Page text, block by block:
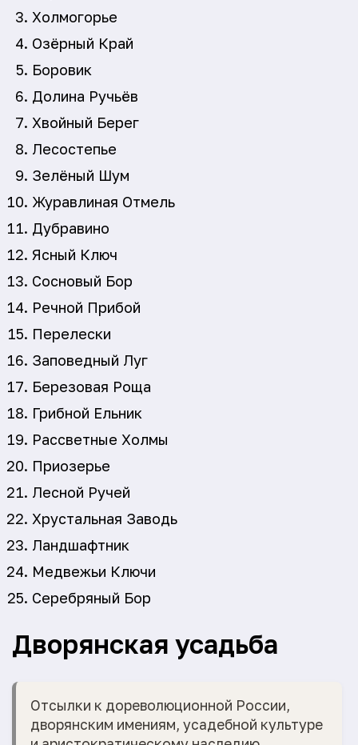
Холмогорье
Озёрный Край
Боровик
Долина Ручьёв
Хвойный Берег
Лесостепье
Зелёный Шум
Журавлиная Отмель
Дубравино
Ясный Ключ
Сосновый Бор
Речной Прибой
Перелески
Заповедный Луг
Березовая Роща
Грибной Ельник
Рассветные Холмы
Приозерье
Лесной Ручей
Хрустальная Заводь
Ландшафтник
Медвежьи Ключи
Серебряный Бор
Дворянская усадьба
Отсылки к дореволюционной России,
дворянским имениям, усадебной культуре